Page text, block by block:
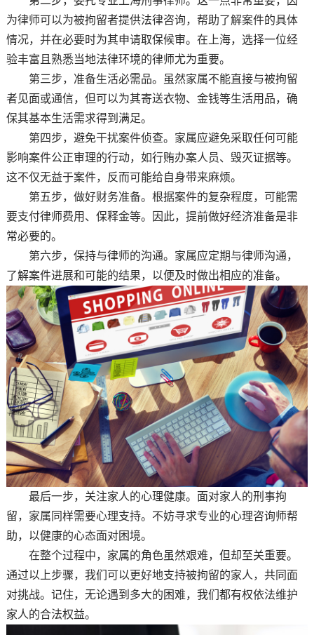
为律师可以为被拘留者提供法律咨询，帮助了解案件的具体
情况，并在必要时为其申请取保候审。在上海，选择一位经
验丰富且熟悉当地法律环境的律师尤为重要。
第三步，准备生活必需品。虽然家属不能直接与被拘留
者见面或通信，但可以为其寄送衣物、金钱等生活用品，确
保其基本生活需求得到满足。
第四步，避免干扰案件侦查。家属应避免采取任何可能
影响案件公正审理的行动，如行贿办案人员、毁灭证据等。
这不仅无益于案件，反而可能给自身带来麻烦。
第五步，做好财务准备。根据案件的复杂程度，可能需
要支付律师费用、保释金等。因此，提前做好经济准备是非
常必要的。
第六步，保持与律师的沟通。家属应定期与律师沟通，
了解案件进展和可能的结果，以便及时做出相应的准备。
最后一步，关注家人的心理健康。面对家人的刑事拘
留，家属同样需要心理支持。不妨寻求专业的心理咨询师帮
助，以健康的心态面对困境。
在整个过程中，家属的角色虽然艰难，但却至关重要。
通过以上步骤，我们可以更好地支持被拘留的家人，共同面
对挑战。记住，无论遇到多大的困难，我们都有权依法维护
家人的合法权益。